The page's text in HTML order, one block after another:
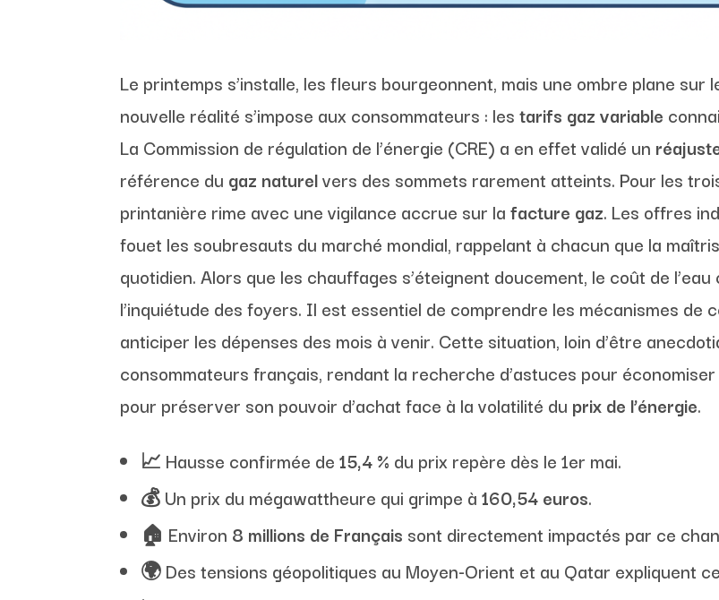
Le printemps s’installe, les fleurs bourgeonnent, mais une ombre plane sur
nouvelle réalité s’impose aux consommateurs : lestarifs gaz variable
La Commission de régulation de l’énergie (CRE) a en effet validé un
référence du gaz naturelvers des sommets rarement atteints. Pour les
printanière rime avec une vigilance accrue sur lafacture gaz. Les offres
fouet les soubresauts du marché mondial, rappelant à chacun que la
quotidien. Alors que les chauffages s’éteignent doucement, le coût de
l’inquiétude des foyers. Il est essentiel de comprendre les mécanismes de
anticiper les dépenses des mois à venir. Cette situation, loin d’être
consommateurs français, rendant la recherche d’astuces pour
pour préserver son pouvoir d’achat face à la volatilité du prix de l’énergie.
📈 Hausse confirmée de15,4 % du prix repère dès le 1er mai.
💰 Un prix du mégawattheure qui grimpe à160,54 euros.
🏠 Environ 8 millions de Français sont directement impactés par ce
🌍 Des tensions géopolitiques au Moyen-Orient et au Qatar expliquent